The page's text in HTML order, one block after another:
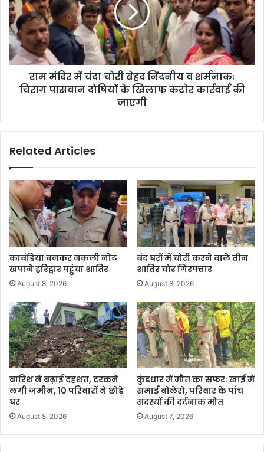
राम मंदिर में चंदा चोरी बेहद निंदनीय व शर्मनाकः
चिराग पासवान दोषियों के खिलाफ कटोर कार्रवाई की
जाएगी
Related Articles
कावंडिया बनकर नकली नोट
खपाने हरिद्वार पहुंचा शातिर
August 8, 2026
बंद घरों में चोरी करने वाले तीन
शातिर चोर गिरफ्तार
August 8, 2026
बारिश ने बढ़ाई दहशत, दरकने
लगी जमीन, 10 परिवारों ने छोड़े
घर
August 8, 2026
कुंडधार में मौत का सफर: खाई में
समाई बोलेरो, परिवार के पांच
सदस्यों की दर्दनाक मौत
August 7, 2026